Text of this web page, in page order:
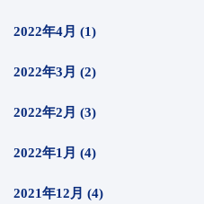
2022年4月 (1)
2022年3月 (2)
2022年2月 (3)
2022年1月 (4)
2021年12月 (4)